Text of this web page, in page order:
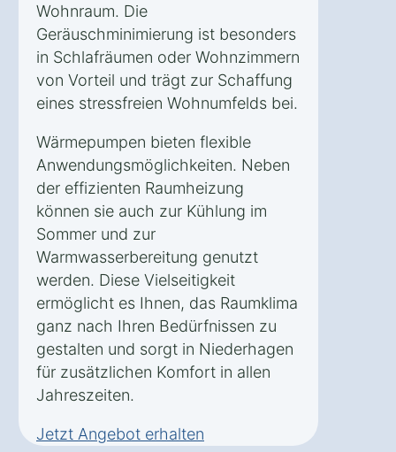
Wohnraum. Die
Geräuschminimierung ist besonders
in Schlafräumen oder Wohnzimmern
von Vorteil und trägt zur Schaffung
eines stressfreien Wohnumfelds bei.
Wärmepumpen bieten flexible
Anwendungsmöglichkeiten. Neben
der effizienten Raumheizung
können sie auch zur Kühlung im
Sommer und zur
Warmwasserbereitung genutzt
werden. Diese Vielseitigkeit
ermöglicht es Ihnen, das Raumklima
ganz nach Ihren Bedürfnissen zu
gestalten und sorgt in Niederhagen
für zusätzlichen Komfort in allen
Jahreszeiten.
Jetzt Angebot erhalten